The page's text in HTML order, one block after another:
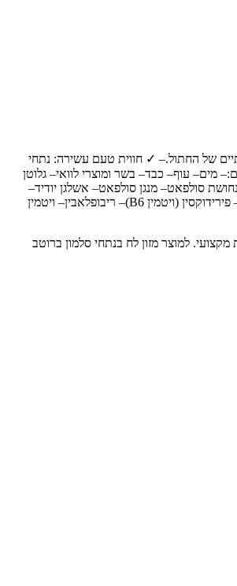
תזונה מלאה ומאוזנת, המספקת את כל הצרכים התזונתיים של החתול.– ✓ חווית טעם עשירה: נתחי
מים– עוף– כבד– בשר ומוצרי לוואי– גלוטן
סולפאט– מנגן סולפאט– אשלגן יודיד–
טאורין– צבעי מאכל– מלח– כולין כלוריד– תיאמין מונוניטראט– ויטמין E– ניאצין– קלציום פאנטוטנאט– ויטמין A– קומפלקס מנדיון סודיום ביסולפיט (מקור לפעילות ויטמין K1)– פירידוקסין (ויטמין B6)– ריבופלאבין– ויטמין
הארץ ושירות מקצועי. למוצר מזון לח בנתחי סלמון ברוטב